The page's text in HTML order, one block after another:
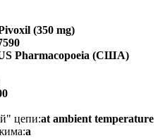
(350 mg)
Pharmacopoeia (США)
цепи:at ambient temperature
a